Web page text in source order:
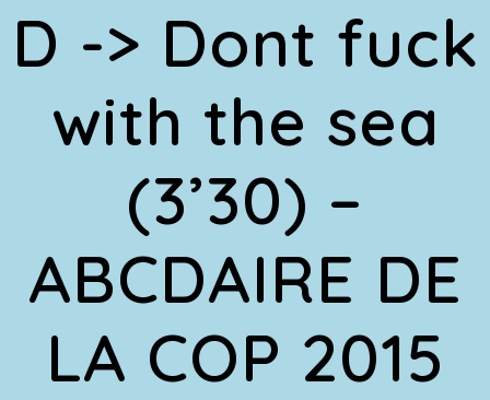
D -> Dont fuck
with the sea
(3’30) –
ABCDAIRE DE
LA COP 2015